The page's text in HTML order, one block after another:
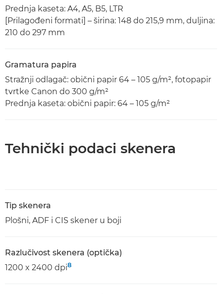
Prednja kaseta: A4, A5, B5, LTR
[Prilagođeni formati] – širina: 148 do 215,9 mm, duljina:
210 do 297 mm
Gramatura papira
Stražnji odlagač: obični papir 64 – 105 g/m², fotopapir
tvrtke Canon do 300 g/m²
Prednja kaseta: obični papir: 64 – 105 g/m²
Tehnički podaci skenera
Tip skenera
Plošni, ADF i CIS skener u boji
Razlučivost skenera (optička)
1200 x 2400 dpi8